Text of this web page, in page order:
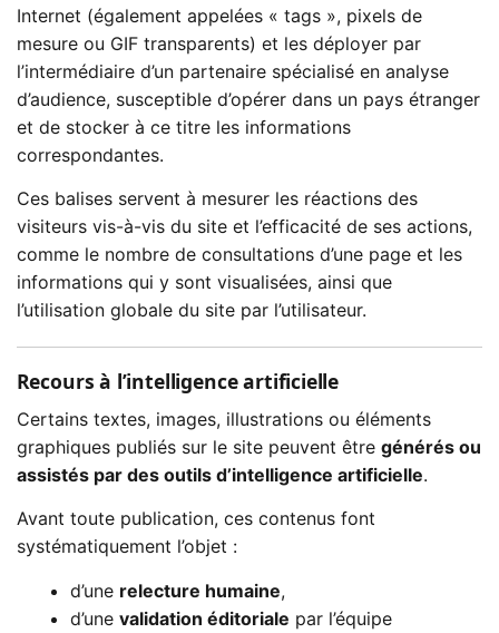
Internet (également appelées « tags », pixels de
mesure ou GIF transparents) et les déployer par
l’intermédiaire d’un partenaire spécialisé en analyse
d’audience, susceptible d’opérer dans un pays étranger
et de stocker à ce titre les informations
correspondantes.
Ces balises servent à mesurer les réactions des
visiteurs vis-à-vis du site et l’efficacité de ses actions,
comme le nombre de consultations d’une page et les
informations qui y sont visualisées, ainsi que
l’utilisation globale du site par l’utilisateur.
Recours à l’intelligence artificielle
Certains textes, images, illustrations ou éléments
graphiques publiés sur le site peuvent être générés ou
assistés par des outils d’intelligence artificielle.
Avant toute publication, ces contenus font
systématiquement l’objet :
d’une relecture humaine,
d’une validation éditoriale par l’équipe